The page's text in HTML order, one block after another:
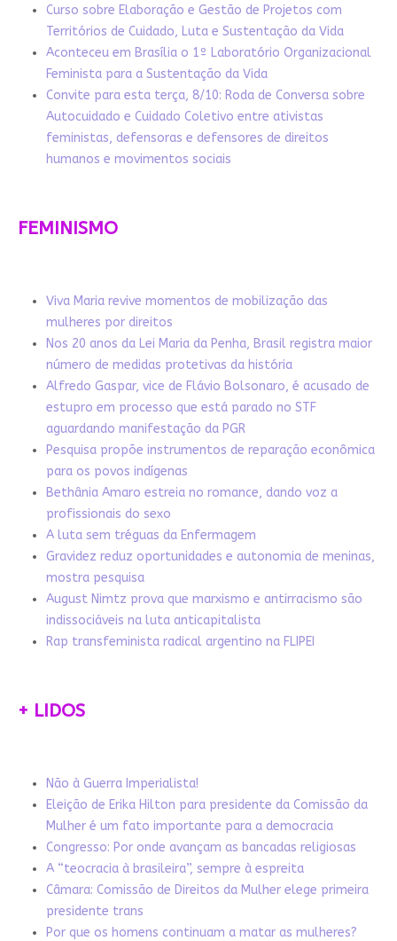
Curso sobre Elaboração e Gestão de Projetos com
Territórios de Cuidado, Luta e Sustentação da Vida
Aconteceu em Brasília o 1º Laboratório Organizacional
Feminista para a Sustentação da Vida
Convite para esta terça, 8/10: Roda de Conversa sobre
Autocuidado e Cuidado Coletivo entre ativistas
feministas, defensoras e defensores de direitos
humanos e movimentos sociais
FEMINISMO
Viva Maria revive momentos de mobilização das
mulheres por direitos
Nos 20 anos da Lei Maria da Penha, Brasil registra maior
número de medidas protetivas da história
Alfredo Gaspar, vice de Flávio Bolsonaro, é acusado de
estupro em processo que está parado no STF
aguardando manifestação da PGR
Pesquisa propõe instrumentos de reparação econômica
para os povos indígenas
Bethânia Amaro estreia no romance, dando voz a
profissionais do sexo
A luta sem tréguas da Enfermagem
Gravidez reduz oportunidades e autonomia de meninas,
mostra pesquisa
August Nimtz prova que marxismo e antirracismo são
indissociáveis na luta anticapitalista
Rap transfeminista radical argentino na FLIPEI
+ LIDOS
Não à Guerra Imperialista!
Eleição de Erika Hilton para presidente da Comissão da
Mulher é um fato importante para a democracia
Congresso: Por onde avançam as bancadas religiosas
A “teocracia à brasileira”, sempre à espreita
Câmara: Comissão de Direitos da Mulher elege primeira
presidente trans
Por que os homens continuam a matar as mulheres?